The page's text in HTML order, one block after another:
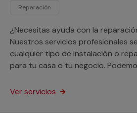
Reparación
¿Necesitas ayuda con la
Nuestros servicios profesionales
cualquier tipo de instalación o
para tu casa o tu negocio.
los agujeros y fugas que tenga.
Ver servicios